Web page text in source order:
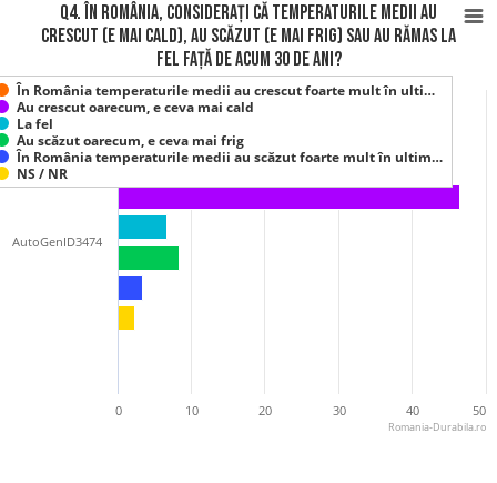
Q4. În România, considerați că temperaturile medii au
crescut (e mai cald), au scăzut (e mai frig) sau au rămas la
fel față de acum 30 de ani?
În România temperaturile medii au crescut foarte mult în ulti…
Au crescut oarecum, e ceva mai cald
La fel
Au scăzut oarecum, e ceva mai frig
În România temperaturile medii au scăzut foarte mult în ultim…
NS / NR
AutoGenID3474
0 10 20 30 40 50
Romania-Durabila.ro